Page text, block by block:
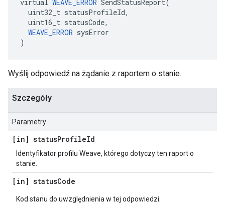
virtual WEAVE_ERROR SendStatusReport(
  uint32_t statusProfileId,
  uint16_t statusCode,
WEAVE_ERROR sysError
)
Wyślij odpowiedź na żądanie z raportem o stanie.
Szczegóły
Parametry
[in] statusProfileId
Identyfikator profilu Weave, którego dotyczy ten raport o
stanie.
[in] statusCode
Kod stanu do uwzględnienia w tej odpowiedzi.